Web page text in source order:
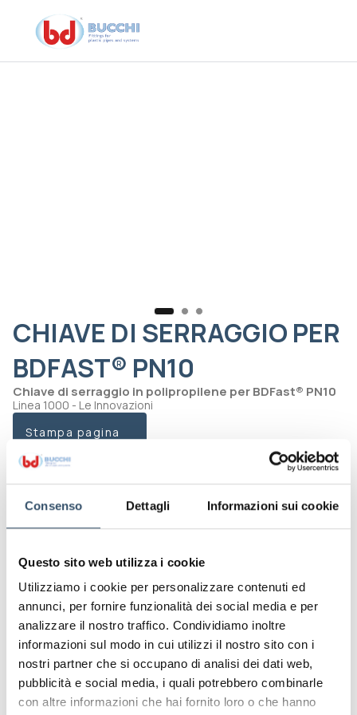
Consenso Dettagli Informazioni sui cookie
Questo sito web utilizza i cookie
Utilizziamo i cookie per personalizzare contenuti ed
annunci, per fornire funzionalità dei social media e per
analizzare il nostro traffico. Condividiamo inoltre
informazioni sul modo in cui utilizzi il nostro sito con i
nostri partner che si occupano di analisi dei dati web,
pubblicità e social media, i quali potrebbero combinarle
con altre informazioni che hai fornito loro o che hanno
CHIAVE DI SERRAGGIO PER
BDFAST® PN10
Chiave di serraggio in polipropilene per BDFast® PN10
Linea 1000 - Le Innovazioni
Stampa pagina
Codice
0101650.064040
DN mm(inch)
40 50
Codice
0101650.065050
DN mm(inch)
50
d
Codice
0101650.065555
DN mm(inch) d